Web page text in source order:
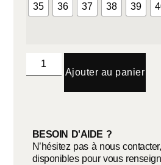
35 36 37 38 39
Ajouter au panier
BESOIN D'AIDE ?
N’hésitez pas à nous
disponibles pour vous